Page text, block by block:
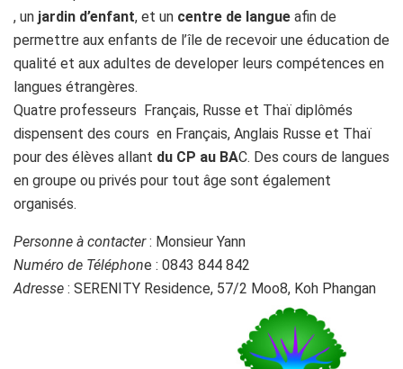
, un jardin d’enfant, et un centre de langue afin de
permettre aux enfants de l’île de recevoir une éducation de
qualité et aux adultes de developer leurs compétences en
langues étrangères.
Quatre professeurs Français, Russe et Thaï diplômés
dispensent des cours en Français, Anglais Russe et Thaï
pour des élèves allant du CP au BAC. Des cours de langues
en groupe ou privés pour tout âge sont également
organisés.
Personne à contacter: Monsieur Yann
Numéro de Téléphone : 0843 844 842
Adresse : SERENITY Residence, 57/2 Moo8, Koh Phangan